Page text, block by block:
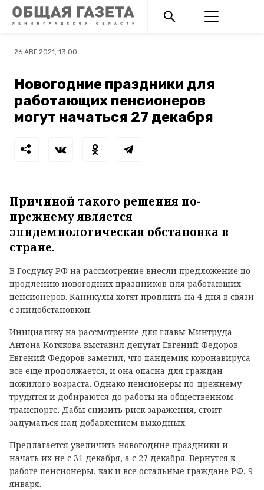
26 АВГ 2021, 13:00
Новогодние праздники для
работающих пенсионеров
могут начаться 27 декабря
Причиной такого решения по-
прежнему является
эпидемиологическая обстановка в
стране.
В Госдуму РФ на рассмотрение внесли предложение по
продлению новогодних праздников для работающих
пенсионеров. Каникулы хотят продлить на 4 дня в связи
с эпидобстановкой.
Инициативу на рассмотрение для главы Минтруда
Антона Котякова выставил депутат Евгений Федоров.
Евгений Федоров заметил, что пандемия коронавируса
все еще продолжается, и она опасна для граждан
пожилого возраста. Однако пенсионеры по-прежнему
трудятся и добираются до работы на общественном
транспорте. Дабы снизить риск заражения, стоит
задуматься над добавлением выходных.
Предлагается увеличить новогодние праздники и
начать их не с 31 декабря, а с 27 декабря. Вернутся к
работе пенсионеры, как и все остальные граждане РФ, 9
января.